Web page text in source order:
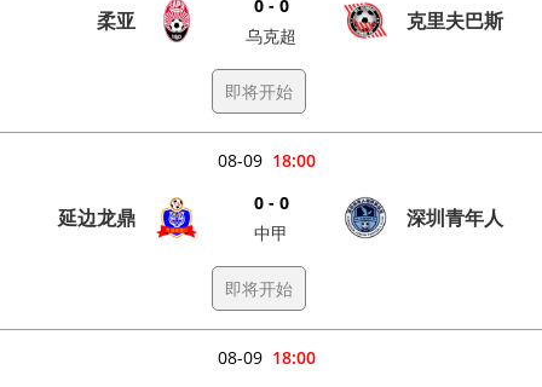
柔亚
0 - 0
乌克超
克里夫巴斯
即将开始
18:00
08-09
延边龙鼎
0 - 0
中甲
深圳青年人
即将开始
18:00
08-09